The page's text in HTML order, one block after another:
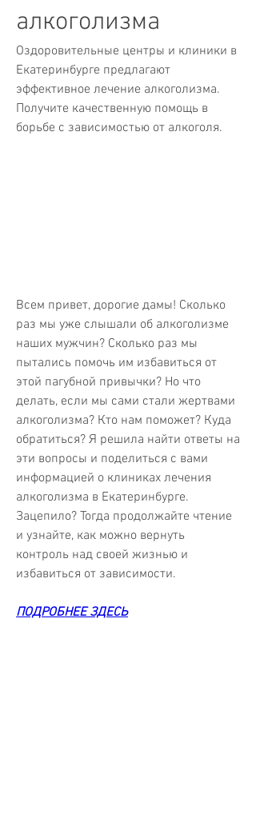
алкоголизма
Оздоровительные центры и клиники в
Екатеринбурге предлагают
эффективное лечение алкоголизма.
Получите качественную помощь в
борьбе с зависимостью от алкоголя.
Всем привет, дорогие дамы! Сколько
раз мы уже слышали об алкоголизме
наших мужчин? Сколько раз мы
пытались помочь им избавиться от
этой пагубной привычки? Но что
делать, если мы сами стали жертвами
алкоголизма? Кто нам поможет? Куда
обратиться? Я решила найти ответы на
эти вопросы и поделиться с вами
информацией о клиниках лечения
алкоголизма в Екатеринбурге.
Зацепило? Тогда продолжайте чтение
и узнайте, как можно вернуть
контроль над своей жизнью и
избавиться от зависимости.
ПОДРОБНЕЕ ЗДЕСЬ